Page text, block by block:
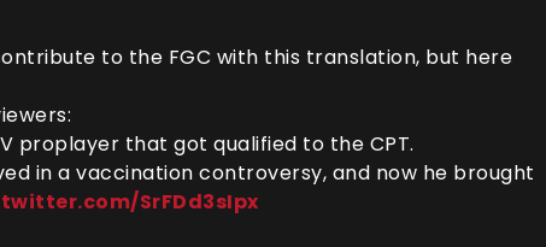
to the FGC with this translation, but here
proplayer that got qualified to the CPT.
in a vaccination controversy, and now he brought
SrFDd3sIpx